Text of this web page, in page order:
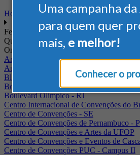
Uma campanha
para quem quer
mais, e melhor!
Conhecer o
Home
Feiras
Quando
Onde
Arena Jaguariuna
Auditório Albano Franco - FIEPA
Blumenau - SC
BolognaFiere
Boulevard Olimpico - RJ
Centro Internacional de Convenções do
Centro de Convenções - SE
Centro de Convenções de Pernambuco -
Centro de Convenções e Artes da UFOP
Centro de Convenções e Eventos de
Centro de Convenções PUC - Campus II